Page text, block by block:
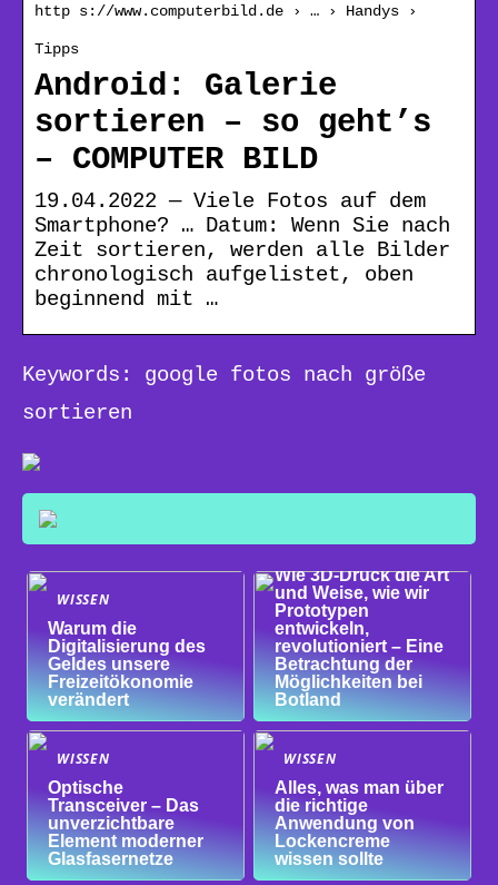
http s://www.computerbild.de › … › Handys ›
Tipps
Android: Galerie
sortieren – so geht’s
– COMPUTER BILD
19.04.2022 — Viele Fotos auf dem
Smartphone? … Datum: Wenn Sie nach
Zeit sortieren, werden alle Bilder
chronologisch aufgelistet, oben
beginnend mit …
Keywords: google fotos nach größe
sortieren
WISSEN
Warum die
Digitalisierung des
Geldes unsere
Freizeitökonomie
verändert
WISSEN
Wie 3D-Druck die Art
und Weise, wie wir
Prototypen
entwickeln,
revolutioniert – Eine
Betrachtung der
Möglichkeiten bei
Botland
WISSEN
Optische
Transceiver – Das
unverzichtbare
Element moderner
Glasfasernetze
WISSEN
Alles, was man über
die richtige
Anwendung von
Lockencreme
wissen sollte